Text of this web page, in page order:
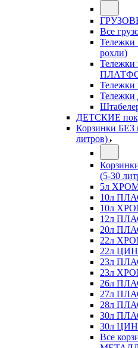
Все
рохли)
Тележки
ДЕТСКИЕ
Корзинки БЕЗ
литров)
(5-30
5л ХРОМ
10л
10л
12л
20л
22л
22л
23л
23л
26л
27л
28л
30л
30л
Все